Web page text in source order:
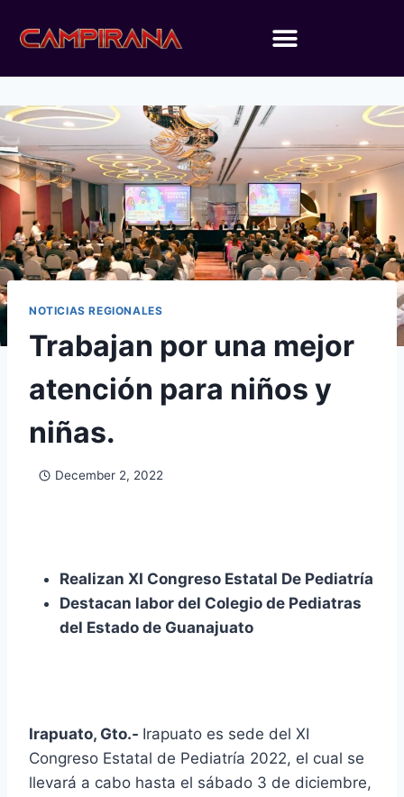
NOTICIAS REGIONALES
Trabajan por una mejor
atención para niños y
niñas.
December 2, 2022
Realizan XI Congreso Estatal De Pediatría
Destacan labor del Colegio de Pediatras
del Estado de Guanajuato
Irapuato, Gto.- Irapuato es sede del XI
Congreso Estatal de Pediatría 2022, el cual se
llevará a cabo hasta el sábado 3 de diciembre,